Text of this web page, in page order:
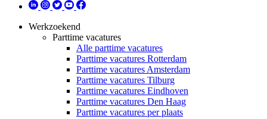
Werkzoekend
Parttime vacatures
Alle parttime vacatures
Parttime vacatures Rotterdam
Parttime vacatures Amsterdam
Parttime vacatures Tilburg
Parttime vacatures Eindhoven
Parttime vacatures Den Haag
Parttime vacatures per plaats